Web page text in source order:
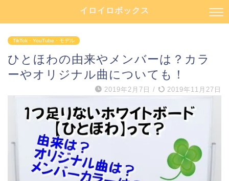
イロイロボックス
TikTok・YouTube・モデル
ひとほわの由来やメンバーは？カラ
ーやオリジナル曲についても！
2019年2月7日 / 2019年11月27日